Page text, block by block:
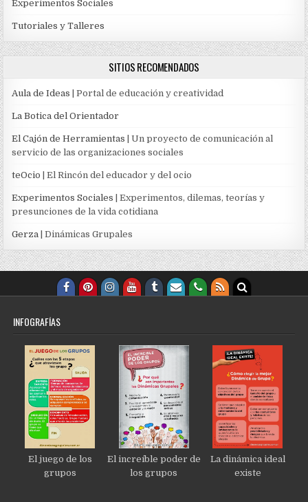
Experimentos Sociales
Tutoriales y Talleres
SITIOS RECOMENDADOS
Aula de Ideas | Portal de educación y creatividad
La Botica del Orientador
El Cajón de Herramientas | Un proyecto de comunicación al
servicio de las organizaciones sociales
teOcio | El Rincón del educador y del ocio
Experimentos Sociales | Experimentos, dilemas, teorías y
presunciones de la vida cotidiana
Gerza | Dinámicas Grupales
INFOGRAFÍAS
El juego de los
grupos
El increíble poder de
los grupos
La dinámica ideal
existe